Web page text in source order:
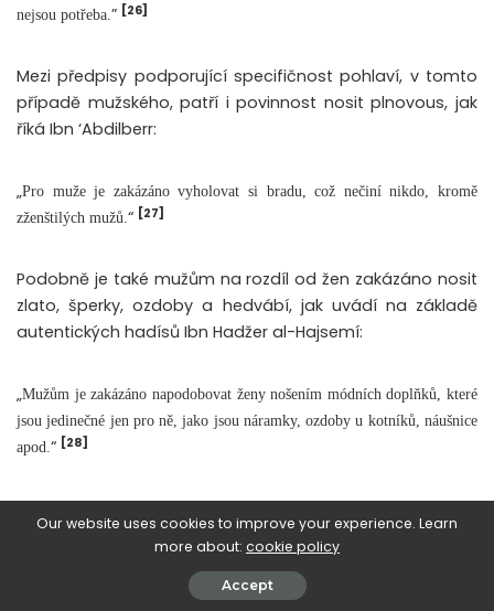
nejsou potřeba. ” [26]
Mezi předpisy podporující specifičnost pohlaví, v tomto
případě mužského, patří i povinnost nosit plnovous, jak
říká Ibn ‘Abdilberr:
„Pro muže je zakázáno vyholovat si bradu, což nečiní nikdo, kromě
zženštilých mužů. “ [27]
Podobně je také mužům na rozdíl od žen zakázáno nosit
zlato, šperky, ozdoby a hedvábí, jak uvádí na základě
autentických hadísů Ibn Hadžer al-Hajsemí:
„Mužům je zakázáno napodobovat ženy nošením módních doplňků, které
jsou jedinečné jen pro ně, jako jsou náramky, ozdoby u kotníků, náušnice
apod. “ [28]
Tyto věci, jako zlato a šperky, byly stvořeny pro ženy. Proto je mužům
zakázáno nosit je, protože toto by je mohlo učinit zkaženými tím, že
Our website uses cookies to improve your experience. Learn
more about: cookie policy
Accept